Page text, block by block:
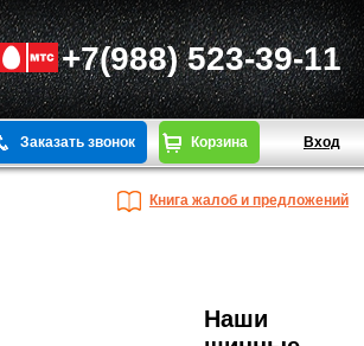
+7(988) 523-39-11
Вход
Корзина
Заказать звонок
Книга жалоб и предложений
Наши